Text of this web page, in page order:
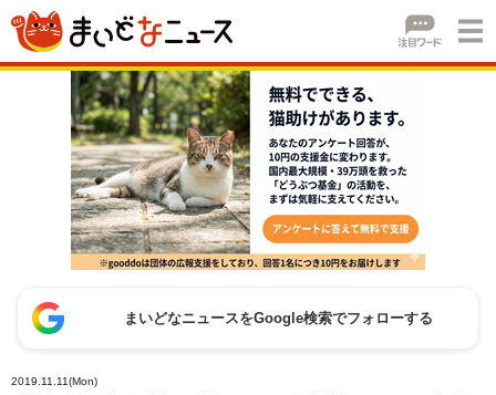
まいどなニュースをGoogle検索でフォローする
2019.11.11(Mon)